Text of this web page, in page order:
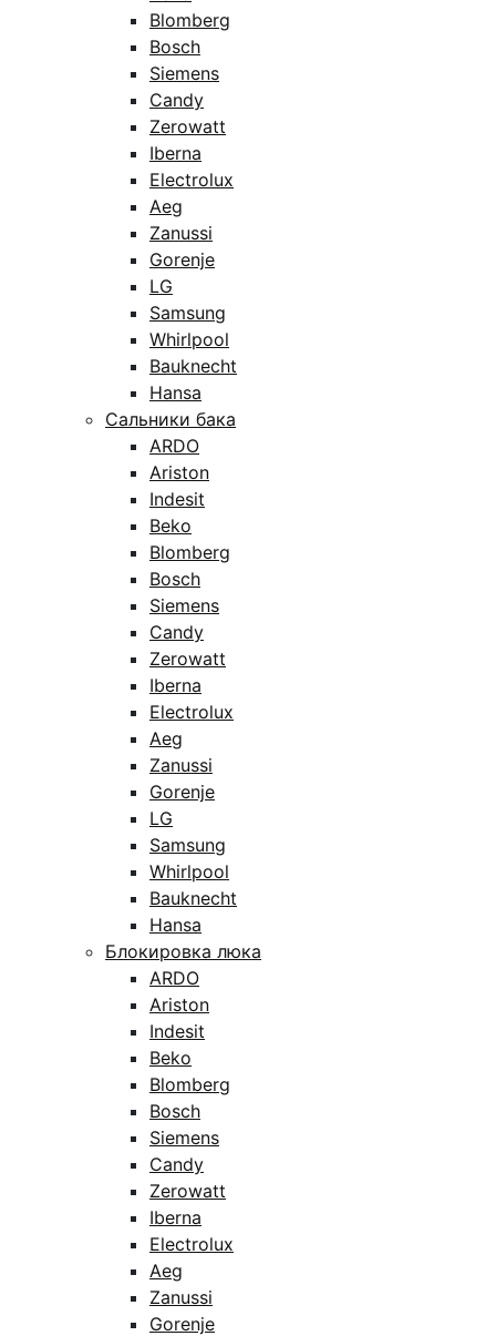
Blomberg
Bosch
Siemens
Candy
Zerowatt
Iberna
Electrolux
Aeg
Zanussi
Gorenje
LG
Samsung
Whirlpool
Bauknecht
Hansa
Сальники бака
ARDO
Ariston
Indesit
Beko
Blomberg
Bosch
Siemens
Candy
Zerowatt
Iberna
Electrolux
Aeg
Zanussi
Gorenje
LG
Samsung
Whirlpool
Bauknecht
Hansa
Блокировка люка
ARDO
Ariston
Indesit
Beko
Blomberg
Bosch
Siemens
Candy
Zerowatt
Iberna
Electrolux
Aeg
Zanussi
Gorenje